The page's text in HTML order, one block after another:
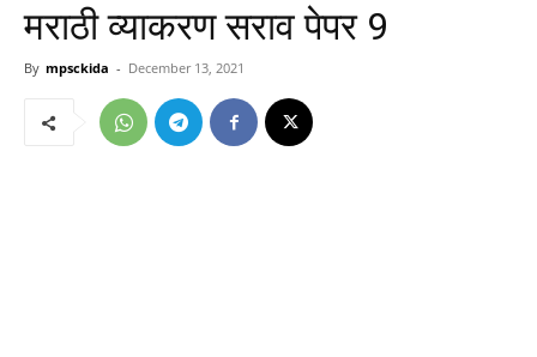
मराठी व्याकरण सराव पेपर 9
By mpsckida - December 13, 2021